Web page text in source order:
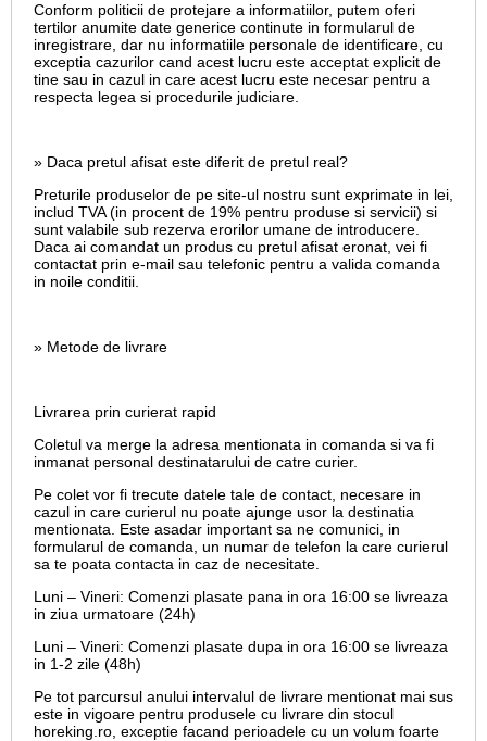
Conform politicii de protejare a informatiilor, putem oferi
tertilor anumite date generice continute in formularul de
inregistrare, dar nu informatiile personale de identificare, cu
exceptia cazurilor cand acest lucru este acceptat explicit de
tine sau in cazul in care acest lucru este necesar pentru a
respecta legea si procedurile judiciare.
» Daca pretul afisat este diferit de pretul real?
Preturile produselor de pe site-ul nostru sunt exprimate in lei,
includ TVA (in procent de 19% pentru produse si servicii) si
sunt valabile sub rezerva erorilor umane de introducere.
Daca ai comandat un produs cu pretul afisat eronat, vei fi
contactat prin e-mail sau telefonic pentru a valida comanda
in noile conditii.
» Metode de livrare
Livrarea prin curierat rapid
Coletul va merge la adresa mentionata in comanda si va fi
inmanat personal destinatarului de catre curier.
Pe colet vor fi trecute datele tale de contact, necesare in
cazul in care curierul nu poate ajunge usor la destinatia
mentionata. Este asadar important sa ne comunici, in
formularul de comanda, un numar de telefon la care curierul
sa te poata contacta in caz de necesitate.
Luni – Vineri: Comenzi plasate pana in ora 16:00 se livreaza
in ziua urmatoare (24h)
Luni – Vineri: Comenzi plasate dupa in ora 16:00 se livreaza
in 1-2 zile (48h)
Pe tot parcursul anului intervalul de livrare mentionat mai sus
este in vigoare pentru produsele cu livrare din stocul
horeking.ro, exceptie facand perioadele cu un volum foarte